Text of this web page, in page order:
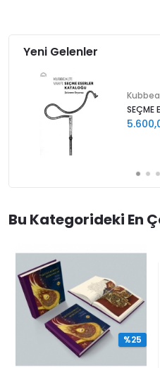
Yeni Gelenler
SEÇME
Bu Kategorideki En
%25